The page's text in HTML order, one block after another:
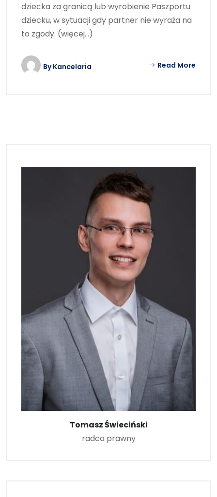
dziecka za granicą lub wyrobienie Paszportu
dziecku, w sytuacji gdy partner nie wyraża na
to zgody. (więcej…)
ByKancelaria Read More
Tomasz Świeciński
radca prawny